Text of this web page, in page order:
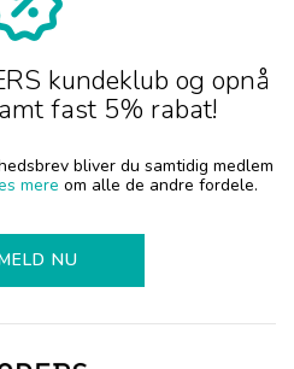
kundeklub og opnå
fast 5% rabat!
bliver du samtidig medlem
mere om alle de andre fordele.
NU